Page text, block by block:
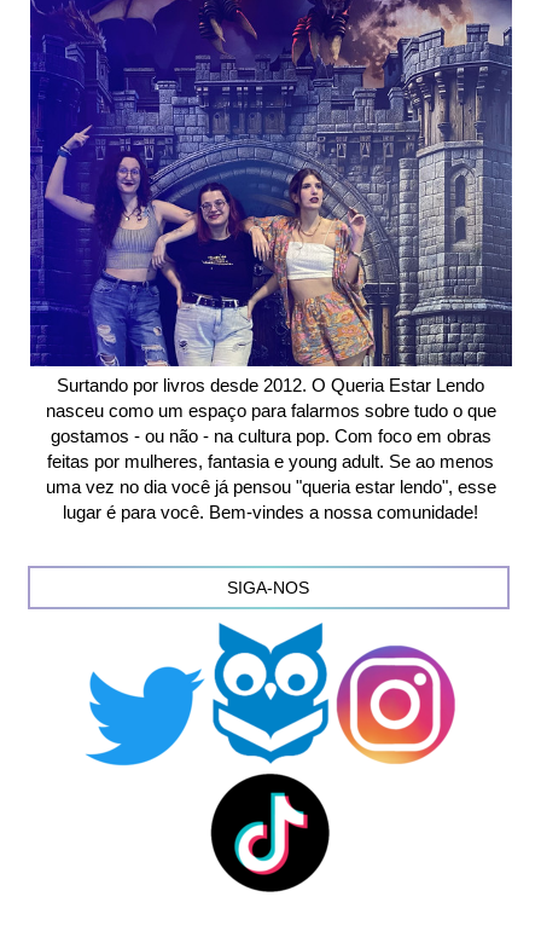
Surtando por livros desde 2012. O Queria Estar Lendo
nasceu como um espaço para falarmos sobre tudo o que
gostamos - ou não - na cultura pop. Com foco em obras
feitas por mulheres, fantasia e young adult. Se ao menos
uma vez no dia você já pensou "queria estar lendo", esse
lugar é para você. Bem-vindes a nossa comunidade!
SIGA-NOS